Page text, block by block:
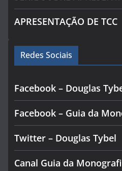
APRESENTAÇÃO DE TCC
Redes Sociais
Facebook – Douglas
Facebook – Guia da
Twitter – Douglas Tybel
Canal Guia da